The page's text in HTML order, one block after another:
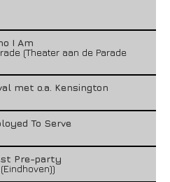
I Am
(Theater aan de Parade
met o.a. Kensington
To Serve
Pre-party